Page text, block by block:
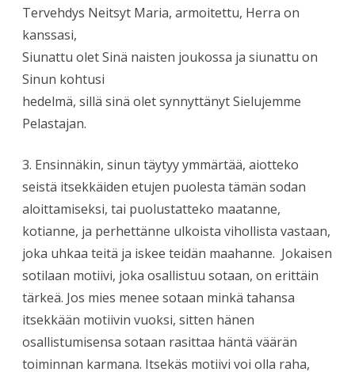
Tervehdys Neitsyt Maria, armoitettu, Herra on
kanssasi,
Siunattu olet Sinä naisten joukossa ja siunattu on
Sinun kohtusi
hedelmä, sillä sinä olet synnyttänyt Sielujemme
Pelastajan.
3. Ensinnäkin, sinun täytyy ymmärtää, aiotteko
seistä itsekkäiden etujen puolesta tämän sodan
aloittamiseksi, tai puolustatteko maatanne,
kotianne, ja perhettänne ulkoista vihollista vastaan,
joka uhkaa teitä ja iskee teidän maahanne. Jokaisen
sotilaan motiivi, joka osallistuu sotaan, on erittäin
tärkeä. Jos mies menee sotaan minkä tahansa
itsekkään motiivin vuoksi, sitten hänen
osallistumisensa sotaan rasittaa häntä väärän
toiminnan karmana. Itsekäs motiivi voi olla raha,